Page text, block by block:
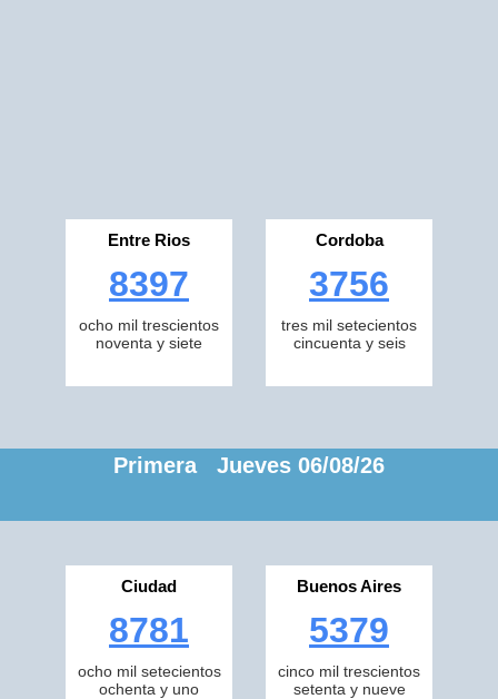
Entre Rios
8397
ocho mil trescientos
noventa y siete
Cordoba
3756
tres mil setecientos
cincuenta y seis
Primera Jueves 06/08/26
Ciudad
8781
ocho mil setecientos
ochenta y uno
Buenos Aires
5379
cinco mil trescientos
setenta y nueve